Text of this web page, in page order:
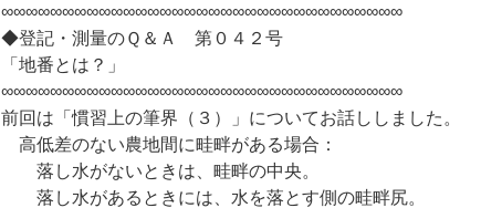
∞∞∞∞∞∞∞∞∞∞∞∞∞∞∞∞∞∞∞∞∞∞∞∞∞∞∞∞∞∞∞∞∞
◆登記・測量のＱ＆Ａ 第０４２号
「地番とは？」
∞∞∞∞∞∞∞∞∞∞∞∞∞∞∞∞∞∞∞∞∞∞∞∞∞∞∞∞∞∞∞∞∞
前回は「慣習上の筆界（３）」についてお話ししました。
高低差のない農地間に畦畔がある場合：
落し水がないときは、畦畔の中央。
落し水があるときには、水を落とす側の畦畔尻。